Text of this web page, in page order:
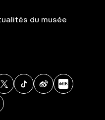
du musée
Instagram
X TikTokWeibo